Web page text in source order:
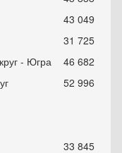
43 049
31 725
- Югра
46 682
52 996
33 845